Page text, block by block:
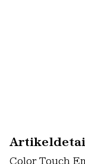
Color Touch